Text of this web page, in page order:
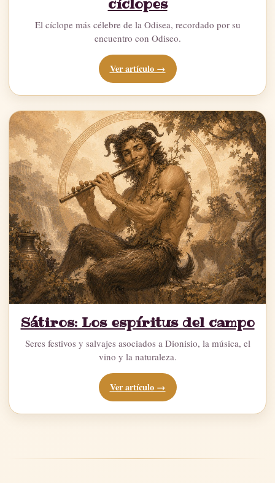
cíclopes
El cíclope más célebre de la Odisea, recordado por su
encuentro con Odiseo.
Ver artículo →
Sátiros: Los espíritus del campo
Seres festivos y salvajes asociados a Dionisio, la música, el
vino y la naturaleza.
Ver artículo →